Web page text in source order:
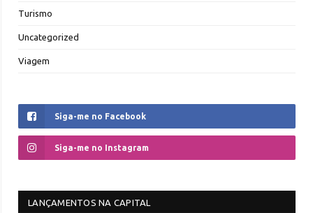
Turismo
Uncategorized
Viagem
Siga-me no Facebook
Siga-me no Instagram
LANÇAMENTOS NA CAPITAL